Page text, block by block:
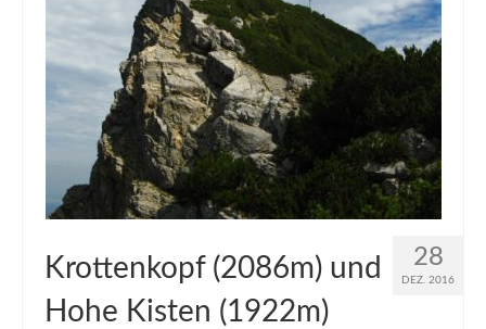
28
DEZ. 2016
Krottenkopf (2086m) und
Hohe Kisten (1922m)